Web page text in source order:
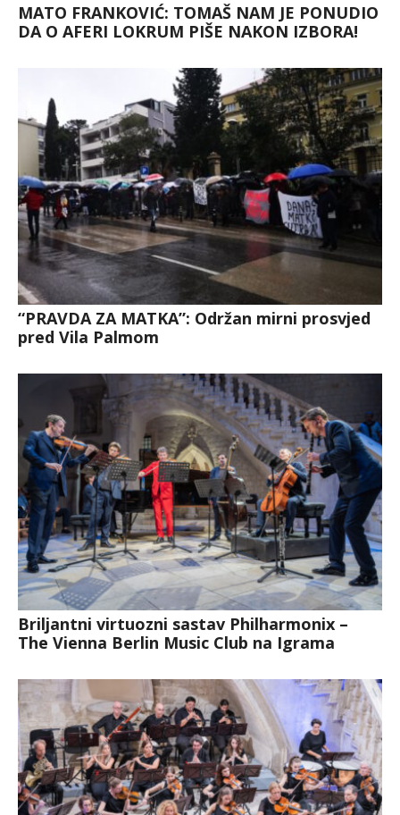
MATO FRANKOVIĆ: TOMAŠ NAM JE PONUDIO
DA O AFERI LOKRUM PIŠE NAKON IZBORA!
“PRAVDA ZA MATKA”: Održan mirni prosvjed
pred Vila Palmom
Briljantni virtuozni sastav Philharmonix –
The Vienna Berlin Music Club na Igrama